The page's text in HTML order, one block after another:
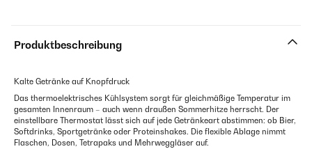
Produktbeschreibung
Kalte Getränke auf Knopfdruck
Das thermoelektrisches Kühlsystem sorgt für gleichmäßige Temperatur im
gesamten Innenraum – auch wenn draußen Sommerhitze herrscht. Der
einstellbare Thermostat lässt sich auf jede Getränkeart abstimmen: ob Bier,
Softdrinks, Sportgetränke oder Proteinshakes. Die flexible Ablage nimmt
Flaschen, Dosen, Tetrapaks und Mehrweggläser auf.